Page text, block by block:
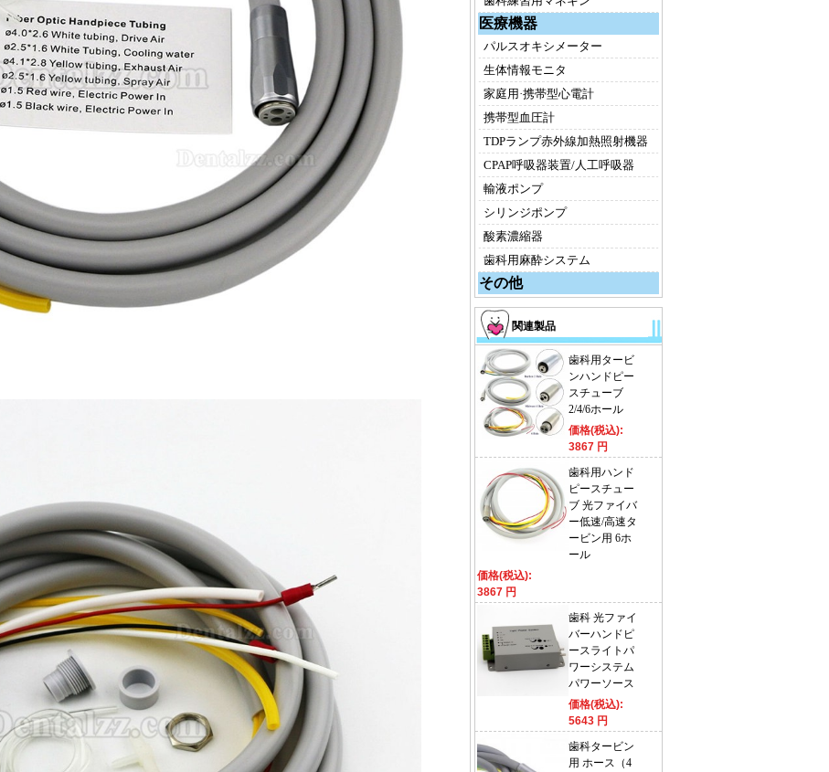
医療機器
パルスオキシメーター
生体情報モニタ
家庭用·携帯型心電計
携帯型血圧計
TDPランプ赤外線加熱照射機器
CPAP呼吸器装置/人工呼吸器
輸液ポンプ
シリンジポンプ
酸素濃縮器
歯科用麻酔システム
その他
関連製品
歯科用タービ
ンハンドピー
スチューブ
2/4/6ホール
価格(税込):
3867 円
歯科用ハンド
ピースチュー
ブ 光ファイバ
ー低速/高速タ
ービン用 6ホ
ール
価格(税込):
3867 円
歯科 光ファイ
バーハンドピ
ースライトパ
ワーシステム
パワーソース
価格(税込):
5643 円
歯科タービン
用 ホース（4